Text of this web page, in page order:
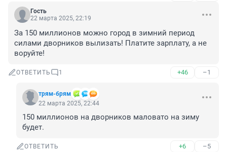
Гость
22 марта 2025, 22:19
За 150 миллионов можно город в зимний период
силами дворников вылизать! Платите зарплату, а не
воруйте!
ОТВЕТИТЬ 1 +46 –1
трям-брям
22 марта 2025, 22:44
150 миллионов на дворников маловато на зиму
будет.
ОТВЕТИТЬ +6 –5